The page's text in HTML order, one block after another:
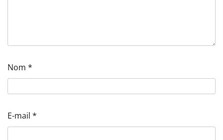
Nom *
E-mail *